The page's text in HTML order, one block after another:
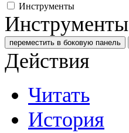
Инструменты
Инструменты
переместить в боковую панель
Действия
Читать
История